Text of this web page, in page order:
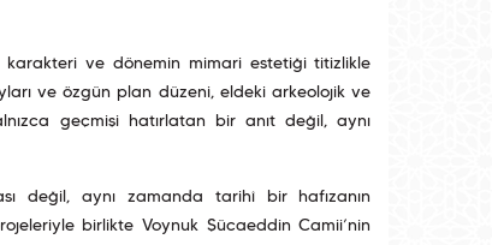
karakteri ve dönemin mimari estetiği titizlikle
ve özgün plan düzeni, eldeki arkeolojik ve
geçmişi hatırlatan bir anıt değil, aynı
değil, aynı zamanda tarihî bir hafızanın
birlikte Voynuk Şücaeddin Camii’nin